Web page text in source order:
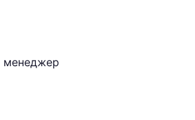
менеджер